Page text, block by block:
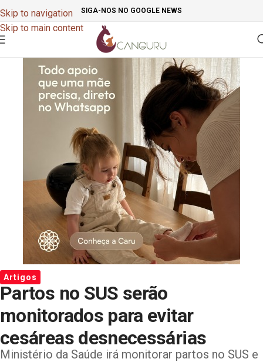
Skip to navigation
Skip to main content
SIGA-NOS NO GOOGLE NEWS
Artigos
Partos no SUS serão
monitorados para evitar
cesáreas desnecessárias
Ministério da Saúde irá monitorar partos no SUS e